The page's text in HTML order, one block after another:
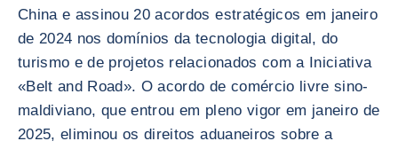
China e assinou 20 acordos estratégicos em janeiro
de 2024 nos domínios da tecnologia digital, do
turismo e de projetos relacionados com a Iniciativa
«Belt and Road». O acordo de comércio livre sino-
maldiviano, que entrou em pleno vigor em janeiro de
2025, eliminou os direitos aduaneiros sobre a